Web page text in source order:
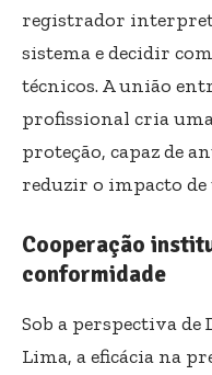
registrador
sistema e decidir
técnicos. A união
profissional cria
proteção, capaz de
reduzir o impacto
Cooperação
conformidade
Sob a perspectiva de
Lima, a eficácia na